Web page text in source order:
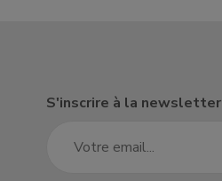
S'inscrire à la newsletter